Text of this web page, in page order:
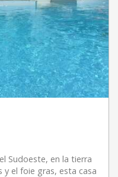
Sudoeste, en la tierra
y el foie gras, esta casa